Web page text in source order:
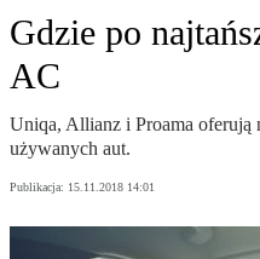
Gdzie po
AC
Uniqa, Allianz i Proama oferują
używanych aut.
Publikacja: 15.11.2018 14:01